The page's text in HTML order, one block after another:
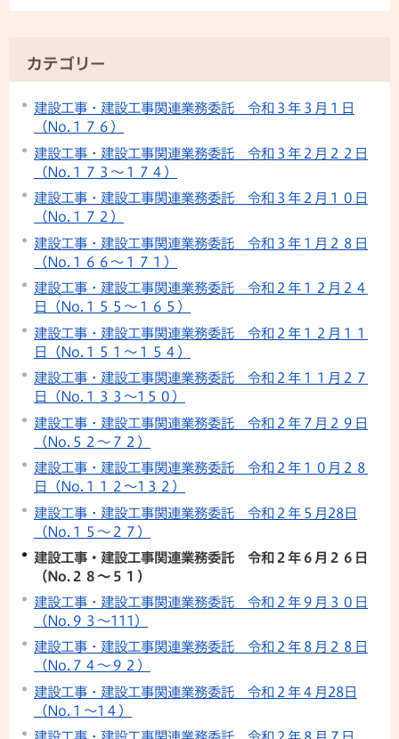
カテゴリー
建設工事・建設工事関連業務委託 令和３年３月１日
（No.１７６）
建設工事・建設工事関連業務委託 令和３年２月２２日
（No.１７３～１７４）
建設工事・建設工事関連業務委託 令和３年２月１０日
（No.１７２）
建設工事・建設工事関連業務委託 令和３年１月２８日
（No.１６６～１７１）
建設工事・建設工事関連業務委託 令和２年１２月２４
日（No.１５５～１６５）
建設工事・建設工事関連業務委託 令和２年１２月１１
日（No.１５１～１５４）
建設工事・建設工事関連業務委託 令和２年１１月２７
日（No.１３３～1５０）
建設工事・建設工事関連業務委託 令和２年７月２９日
（No.５２～７２）
建設工事・建設工事関連業務委託 令和２年１０月２８
日（No.１１２～1３２）
建設工事・建設工事関連業務委託 令和２年５月28日
（No.１５～２７）
建設工事・建設工事関連業務委託 令和２年６月２６日
（No.２８～５１）
建設工事・建設工事関連業務委託 令和２年９月３０日
（No.９３～111）
建設工事・建設工事関連業務委託 令和２年８月２８日
（No.７４～９２）
建設工事・建設工事関連業務委託 令和２年４月28日
（No.１～1４）